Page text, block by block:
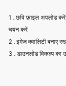
3 . डाउनलोड विकल्प का